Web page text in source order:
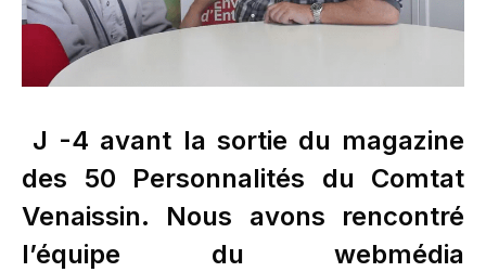
J -4 avant la sortie du magazine
des 50 Personnalités du Comtat
Venaissin. Nous avons rencontré
l’équipe du webmédia